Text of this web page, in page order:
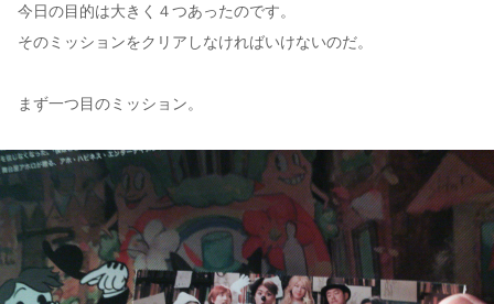
今日の目的は大きく４つあったのです。
そのミッションをクリアしなければいけないのだ。
まず一つ目のミッション。